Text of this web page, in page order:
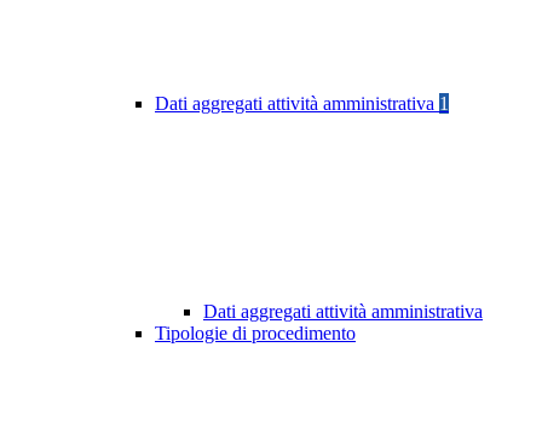
Dati aggregati attività amministrativa 1
Dati aggregati attività amministrativa
Tipologie di procedimento